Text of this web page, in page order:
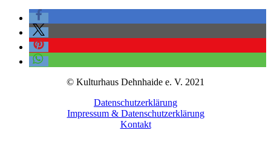
© Kulturhaus Dehnhaide e. V. 2021
Datenschutzerklärung
Impressum & Datenschutzerklärung
Kontakt